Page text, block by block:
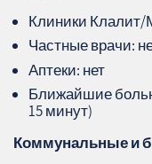
Клиники
Частные врачи:
Аптеки: нет
Ближайшие
15 минут)
Коммунальные и